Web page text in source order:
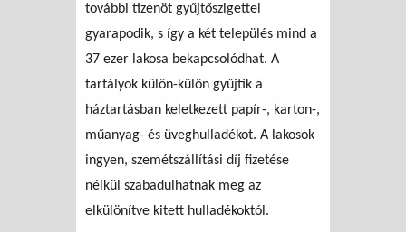
további tizenöt gyűjtőszigettel
gyarapodik, s így a két település mind a
37 ezer lakosa bekapcsolódhat. A
tartályok külön-külön gyűjtik a
háztartásban keletkezett papír-, karton-,
műanyag- és üveghulladékot. A lakosok
ingyen, szemétszállítási díj fizetése
nélkül szabadulhatnak meg az
elkülönítve kitett hulladékoktól.